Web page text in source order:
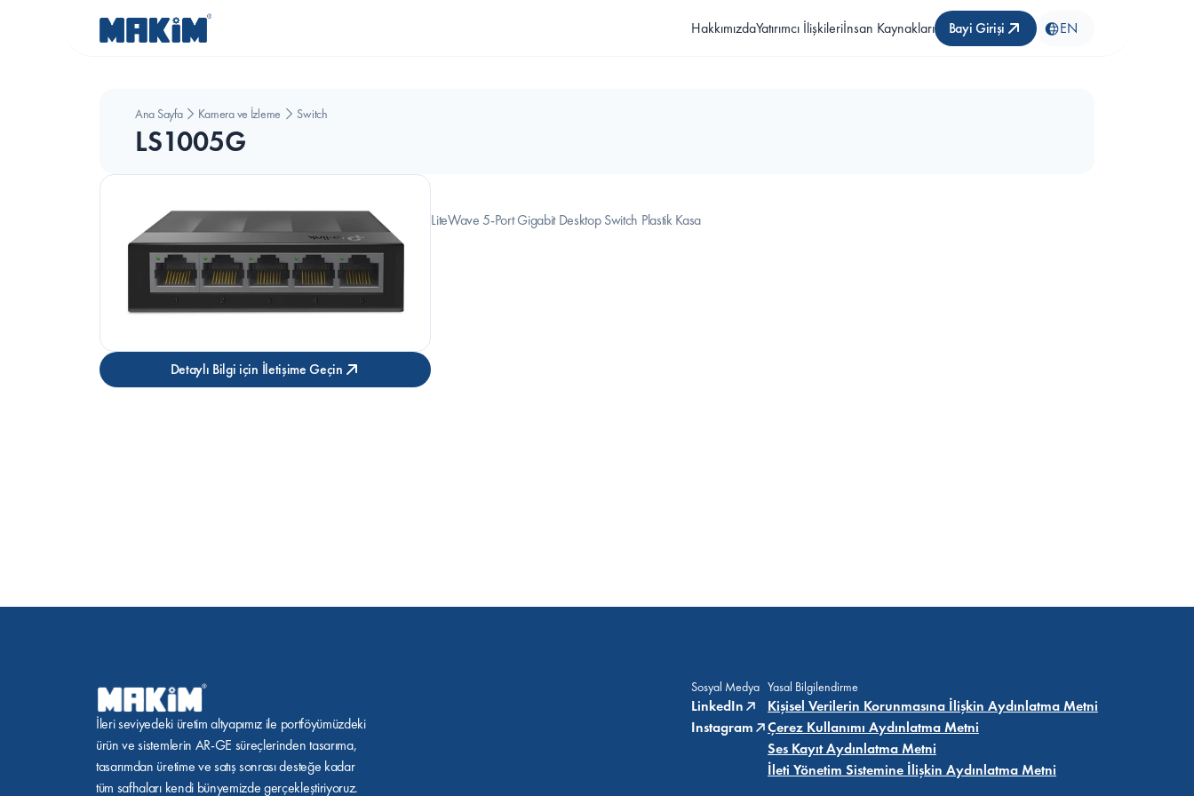
HakkımızdaYatırımcı İlişkileriİnsan Kaynakları Bayi Girişi EN
Ana Sayfa Kamera ve İzleme Sistemleri
Switch
LS1005G
Detaylı Bilgi için İletişime Geçin
LiteWave 5-Port Gigabit Desktop Switch Plastik Kasa
İleri seviyedeki üretim altyapımız ile portföyümüzdeki
ürün ve sistemlerin AR-GE süreçlerinden tasarıma,
tasarımdan üretime ve satış sonrası desteğe kadar
tüm safhaları kendi bünyemizde gerçekleştiriyoruz.
Sosyal Medya
LinkedIn
Instagram
Yasal Bilgilendirme
Kişisel Verilerin Korunmasına İlişkin Aydınlatma Metni
Çerez Kullanımı Aydınlatma Metni
Ses Kayıt Aydınlatma Metni
İleti Yönetim Sistemine İlişkin Aydınlatma Metni